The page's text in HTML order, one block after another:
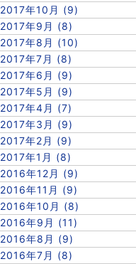
2017年10月 (9)
2017年9月 (8)
2017年8月 (10)
2017年7月 (8)
2017年6月 (9)
2017年5月 (9)
2017年4月 (7)
2017年3月 (9)
2017年2月 (9)
2017年1月 (8)
2016年12月 (9)
2016年11月 (9)
2016年10月 (8)
2016年9月 (11)
2016年8月 (9)
2016年7月 (8)